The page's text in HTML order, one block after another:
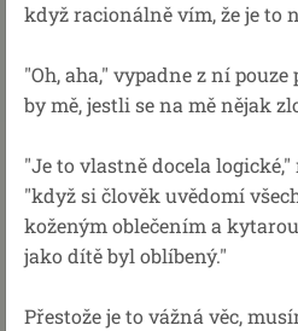
když racionálně vím, že je to
"Oh, aha," vypadne z ní
by mě, jestli se na mě nějak
"Je to vlastně docela
"když si člověk uvědomí
koženým oblečením a
jako dítě byl oblíbený."
Přestože je to vážná věc,